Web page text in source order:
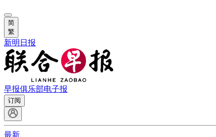
简
繁
新明日报
早报俱乐部电子报
订阅
最新